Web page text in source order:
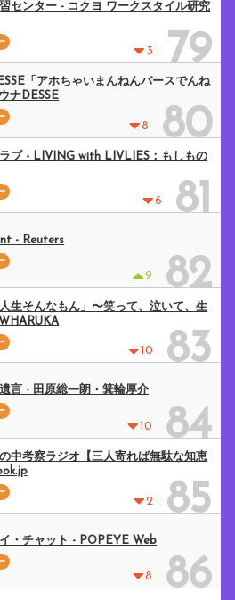
3 79
センター - コクヨ ワークスタイル研究
8 80
「アホちゃいまんねんバースでんね
ナDESSE
6 81
ブ - LIVING with LIVLIES：もしもの
9 82
- Reuters
10 83
生そんなもん」〜笑って、泣いて、生
10 84
言 - 田原総一朗・箕輪厚介
2 85
中考察ラジオ【三人寄れば無駄な知恵
8 86
・チャット - POPEYE Web